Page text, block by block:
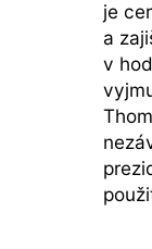
je
a
v